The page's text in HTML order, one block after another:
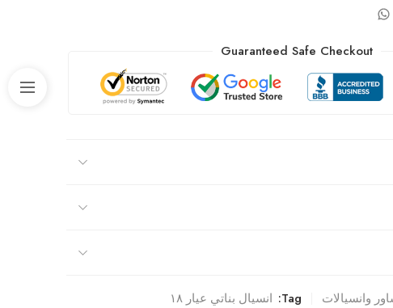
Guaranteed Safe Checkout
وانسيالات Tag: انسيال بناتي عيار ١٨